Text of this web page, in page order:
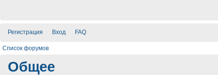
Регистрация Вход FAQ
Список форумов
Общее